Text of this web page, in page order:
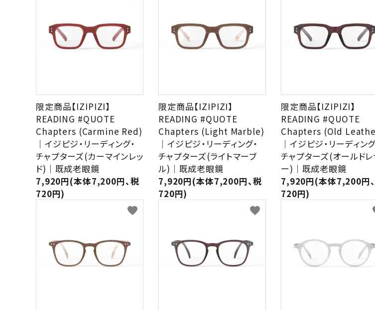
ようこそ 会員名 様
限定商品【IZIPIZI】
READING #QUOTE
Chapters (Carmine Red)
｜イジピジ・リーディング・
チャプターズ(カーマインレッ
ド)｜既成老眼鏡
7,920円(本体7,200円、税
720円)
限定商品【IZIPIZI】
READING #QUOTE
Chapters (Light Marble)
｜イジピジ・リーディング・
チャプターズ(ライトマーブ
ル)｜既成老眼鏡
7,920円(本体7,200円、税
720円)
限定商品【IZIPIZI】
READING #QUOTE
Chapters (Old
｜イジピジ・リーディング
チャプターズ(オールド
ー)｜既成老眼鏡
7,920円(本体7,200円
720円)
favorite favorite